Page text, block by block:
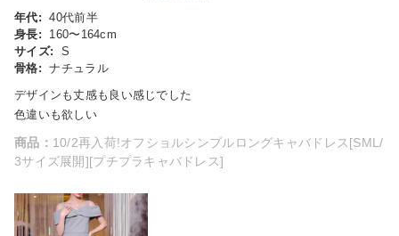
年代: 40代前半
身長:
160〜164cm
サイズ:
S
骨格: ナチュラル
デザインも丈感も良い感じでした
色違いも欲しい
商品： 10/2再入荷!オフショルシンプルロングキャバドレス[SML/
3サイズ展開][プチプラキャバドレス]